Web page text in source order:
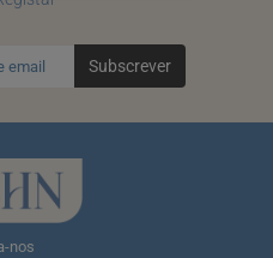
Subscrever
nos